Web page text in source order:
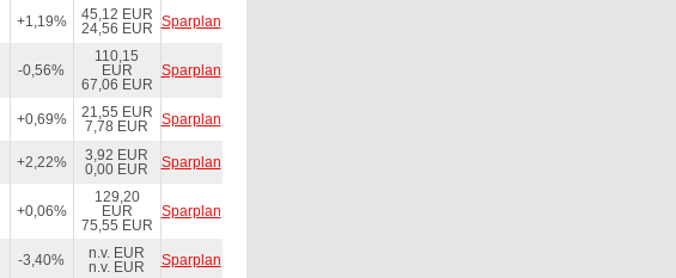
+1,19%
45,12 EUR
24,56 EUR Sparplan
-0,56%
110,15
EUR
67,06 EUR
Sparplan
+0,69%
21,55 EUR
7,78 EUR
Sparplan
+2,22%
3,92 EUR
0,00 EUR
Sparplan
+0,06%
129,20
EUR
75,55 EUR
Sparplan
-3,40%
n.v. EUR
n.v. EUR
Sparplan